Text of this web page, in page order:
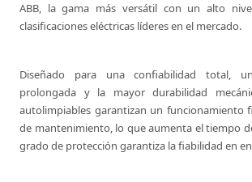
ABB, la gama más versátil con un alto
clasificaciones eléctricas líderes en el mercado.
Diseñado para una confiabilidad total,
prolongada y la mayor durabilidad
autolimpiables garantizan un funcionamiento
de mantenimiento, lo que aumenta el tiempo
grado de protección garantiza la fiabilidad en